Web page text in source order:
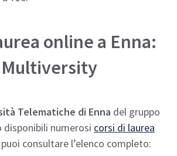
online a Enna:
Telematiche di Enna del gruppo
numerosi corsi di laurea
consultare l’elenco completo: